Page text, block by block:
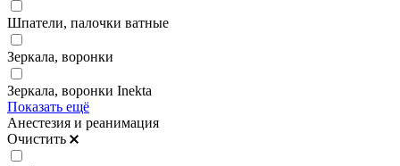
Шпатели, палочки ватные
Зеркала, воронки
Зеркала, воронки Inekta
Показать ещё
Анестезия и реанимация
Очистить